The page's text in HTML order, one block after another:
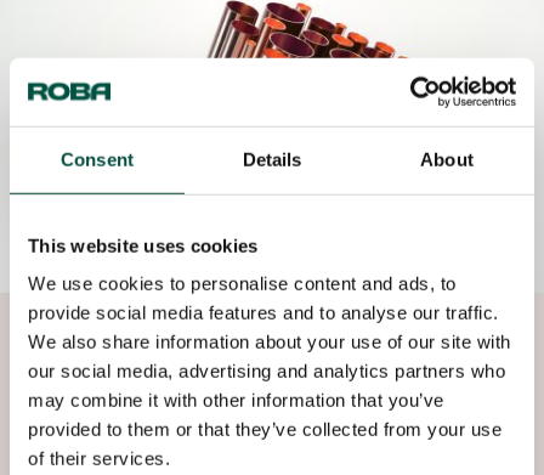
Consent Details About
This website uses cookies
We use cookies to personalise content and ads, to
provide social media features and to analyse our traffic.
We also share information about your use of our site with
our social media, advertising and analytics partners who
may combine it with other information that you’ve
provided to them or that they’ve collected from your use
of their services.
Kupferrohre für medizinische
Gase
In sensiblen Pflegebereichen und
Pflegeeinrichtungen ist es unbedingt erforderlich,